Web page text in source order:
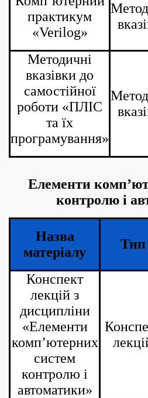
практикум
«Verilog»
Методичні
вказівки до
самостійної
роботи «ПЛІС
та їх
програмування»
Елементи
контролю і
Назва
матеріалу
Тип
Конспект
лекцій з
дисципліни
«Елементи
комп’ютерних
систем
контролю і
автоматики»